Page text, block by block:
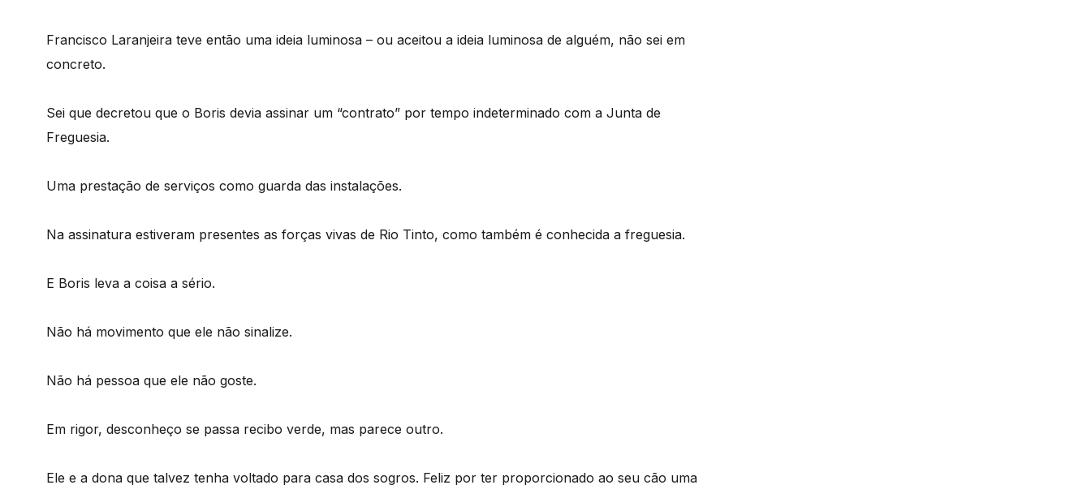
Francisco Laranjeira teve então uma ideia luminosa – ou aceitou a ideia luminosa de alguém, não sei em
concreto.
Sei que decretou que o Boris devia assinar um “contrato” por tempo indeterminado com a Junta de
Freguesia.
Uma prestação de serviços como guarda das instalações.
Na assinatura estiveram presentes as forças vivas de Rio Tinto, como também é conhecida a freguesia.
E Boris leva a coisa a sério.
Não há movimento que ele não sinalize.
Não há pessoa que ele não goste.
Em rigor, desconheço se passa recibo verde, mas parece outro.
Ele e a dona que talvez tenha voltado para casa dos sogros. Feliz por ter proporcionado ao seu cão uma